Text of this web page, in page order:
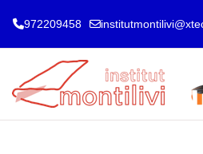
Ves al contingut principal
972209458